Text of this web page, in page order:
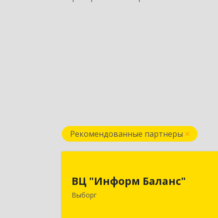
Рекомендованные партнеры
ВЦ "Информ Баланс"
Выборг
188800, Ленинградская обл,
Выборгский р-н, Выборг г, Каменный